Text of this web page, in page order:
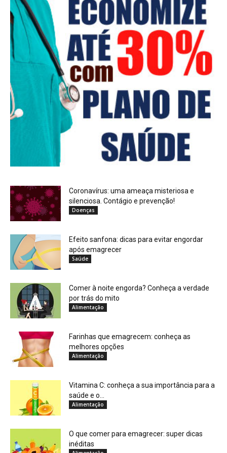
Coronavírus: uma ameaça misteriosa e
silenciosa. Contágio e prevenção!
Doenças
Efeito sanfona: dicas para evitar engordar
após emagrecer
Saúde
Comer à noite engorda? Conheça a verdade
por trás do mito
Alimentação
Farinhas que emagrecem: conheça as
melhores opções
Alimentação
Vitamina C: conheça a sua importância para a
saúde e o...
Alimentação
O que comer para emagrecer: super dicas
inéditas